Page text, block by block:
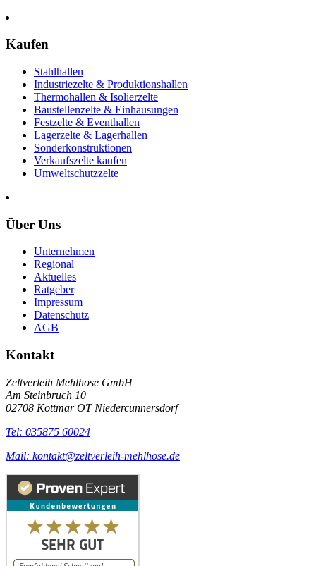
Kaufen
Stahlhallen
Industriezelte & Produktionshallen
Thermohallen & Isolierzelte
Baustellenzelte & Einhausungen
Festzelte & Eventhallen
Lagerzelte & Lagerhallen
Sonderkonstruktionen
Verkaufszelte kaufen
Umweltschutzzelte
Über Uns
Unternehmen
Regional
Aktuelles
Ratgeber
Impressum
Datenschutz
AGB
Kontakt
Zeltverleih Mehlhose GmbH
Am Steinbruch 10
02708 Kottmar OT Niedercunnersdorf
Tel: 035875 60024
Mail: kontakt@zeltverleih-mehlhose.de